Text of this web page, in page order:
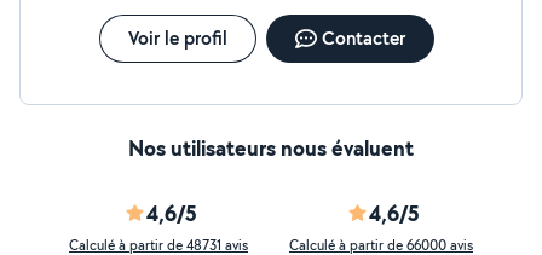
Voir le profil Contacter
Nos utilisateurs nous évaluent
4,6/5
Calculé à partir de 48731 avis
4,6/5
Calculé à partir de 66000 avis